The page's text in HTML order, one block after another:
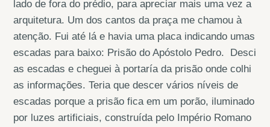
lado de fora do prédio, para apreciar mais uma vez a
arquitetura. Um dos cantos da praça me chamou à
atenção. Fui até lá e havia uma placa indicando umas
escadas para baixo: Prisão do Apóstolo Pedro. Desci
as escadas e cheguei à portaría da prisão onde colhi
as informações. Teria que descer vários níveis de
escadas porque a prisão fica em um porão, iluminado
por luzes artificiais, construída pelo Império Romano